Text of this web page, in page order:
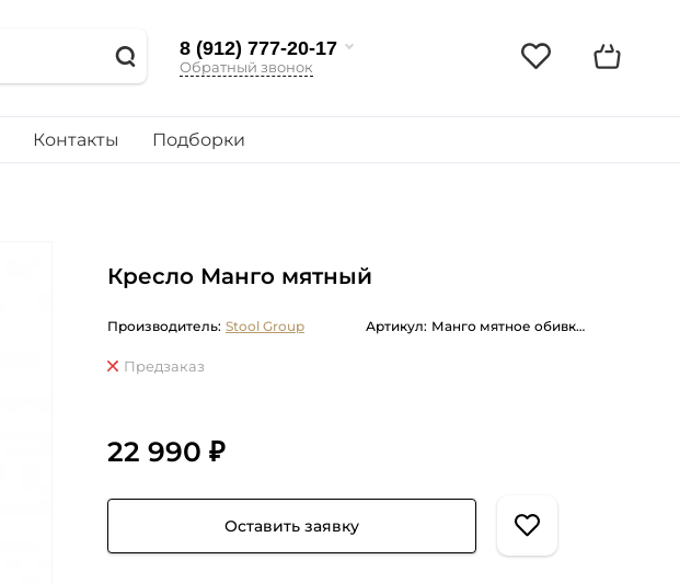
8 (912) 777-20-17
Обратный звонок
Контакты Подборки
Кресло Манго мятный
Производитель: Stool Group Артикул: Манго мятное обивка вельвет с деревянными ножками
Предзаказ
22 990 ₽
Оставить заявку